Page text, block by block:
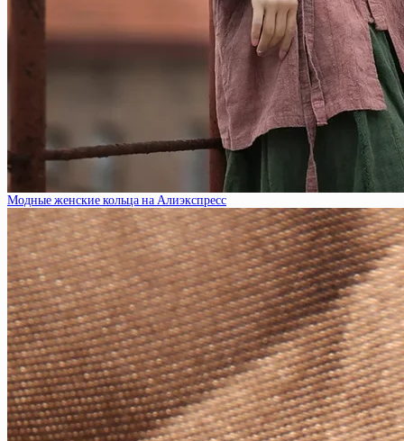
Модные женские кольца на Алиэкспресс